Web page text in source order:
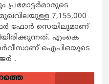
പ്രമോട്ടര്‍മാരുടെ
7,155,000
ഫോര്‍ സെയിലുമാണ്
എംകെ
ഐപിഒയുടെ
.